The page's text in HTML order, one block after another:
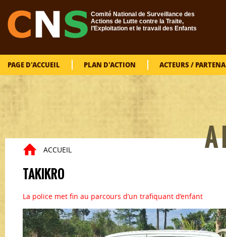
Comité National de Surveillance des
Actions de Lutte contre la Traite,
l’Exploitation et le travail des Enfants
PAGE D'ACCUEIL PLAN D'ACTION ACTEURS /
ACCUEIL A
TAKIKRO
La police met fin au parcours d’un trafiquant d’enfant